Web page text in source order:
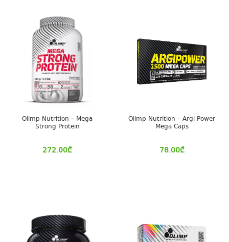
Olimp Nutrition – Mega
Strong Protein
272.00₾
Olimp Nutrition – Argi Power
Mega Caps
78.00₾